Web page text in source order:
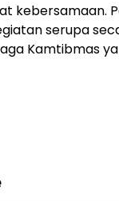
kebersamaan.
serupa
Kamtibmas